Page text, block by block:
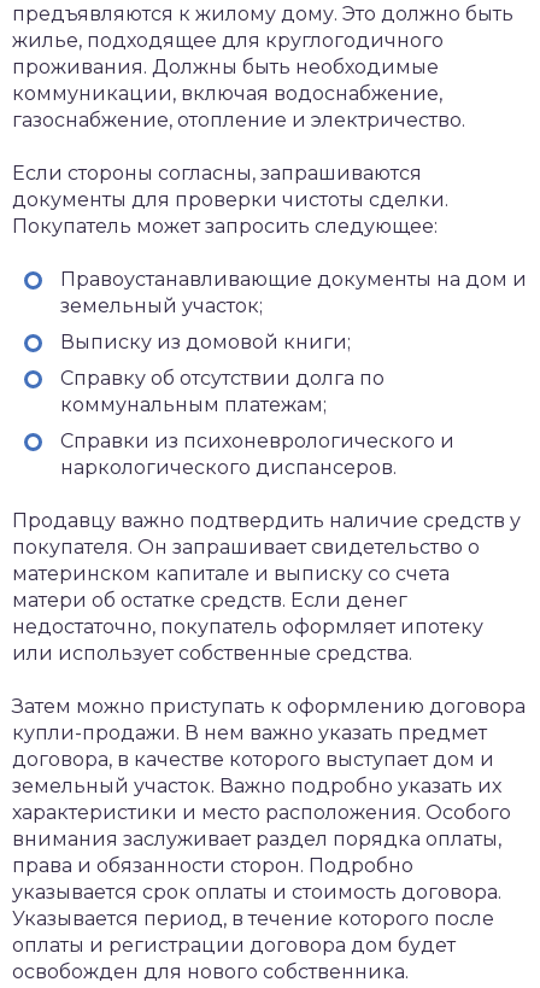
предъявляются к жилому дому. Это должно быть
жилье, подходящее для круглогодичного
проживания. Должны быть необходимые
коммуникации, включая водоснабжение,
газоснабжение, отопление и электричество.
Если стороны согласны, запрашиваются
документы для проверки чистоты сделки.
Покупатель может запросить следующее:
Правоустанавливающие документы на дом и
земельный участок;
Выписку из домовой книги;
Справку об отсутствии долга по
коммунальным платежам;
Справки из психоневрологического и
наркологического диспансеров.
Продавцу важно подтвердить наличие средств у
покупателя. Он запрашивает свидетельство о
материнском капитале и выписку со счета
матери об остатке средств. Если денег
недостаточно, покупатель оформляет ипотеку
или использует собственные средства.
Затем можно приступать к оформлению договора
купли-продажи. В нем важно указать предмет
договора, в качестве которого выступает дом и
земельный участок. Важно подробно указать их
характеристики и место расположения. Особого
внимания заслуживает раздел порядка оплаты,
права и обязанности сторон. Подробно
указывается срок оплаты и стоимость договора.
Указывается период, в течение которого после
оплаты и регистрации договора дом будет
освобожден для нового собственника.